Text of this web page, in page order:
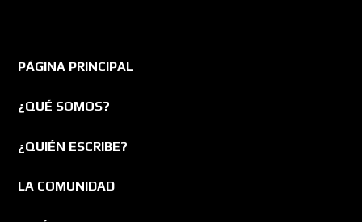
PÁGINA PRINCIPAL
¿QUÉ SOMOS?
¿QUIÉN ESCRIBE?
LA COMUNIDAD